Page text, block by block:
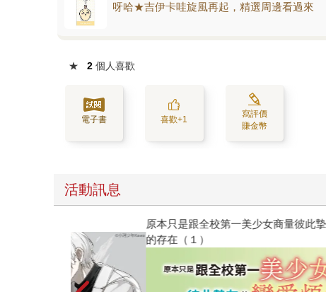
呀哈★吉伊卡哇旋風再起，精選周邊看過來
★ 2 個人喜歡
電子書 喜歡+1
寫評價
賺金幣
活動訊息
原本只是跟全校第一美少女商量彼此摯友的戀愛煩
的存在（１）